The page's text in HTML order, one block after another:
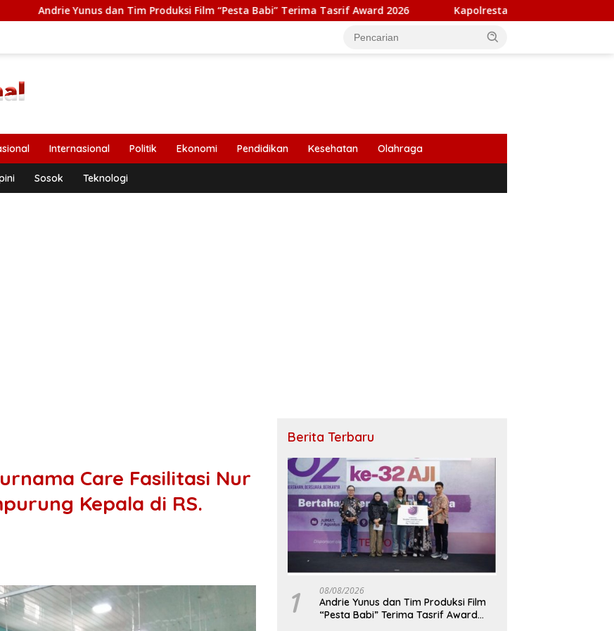
dan Tim Produksi Film “Pesta Babi” Terima Tasrif Award 2026 Kapolresta Banda Aceh dan Kasat Narkoba
Internasional Politik Ekonomi Pendidikan Kesehatan Olahraga
Sosok Teknologi
Care Fasilitasi Nur
Kepala di RS.
Berita Terbaru
1 08/08/2026
Andrie Yunus dan Tim Produksi Film
“Pesta Babi” Terima Tasrif Award